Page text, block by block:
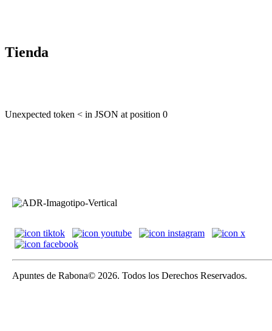
Tienda
Unexpected token < in JSON at position 0
Apuntes de Rabona© 2026. Todos los Derechos Reservados.